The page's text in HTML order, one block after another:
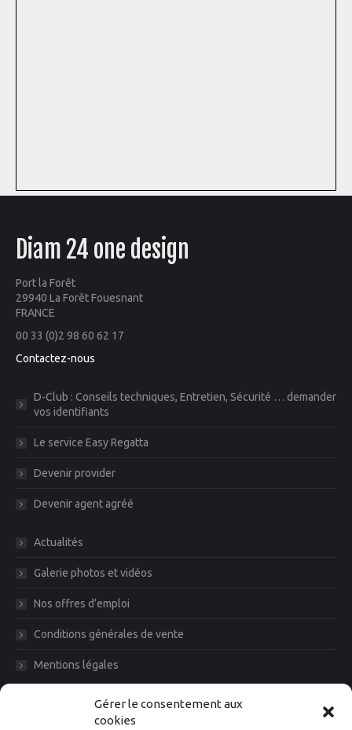
Gérer le consentement aux
cookies
Diam 24 one design
Port la Forêt
29940 La Forêt Fouesnant
FRANCE
00 33 (0)2 98 60 62 17
Contactez-nous
D-Club : Conseils techniques, Entretien, Sécurité … demander
vos identifiants
Le service Easy Regatta
Devenir provider
Devenir agent agréé
Actualités
Galerie photos et vidéos
Nos offres d’emploi
Conditions générales de vente
Mentions légales
Diam News, Restons en contact